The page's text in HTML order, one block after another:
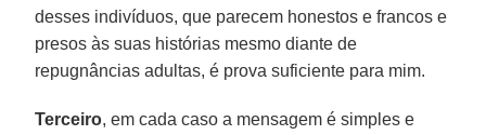
desses indivíduos, que parecem honestos e francos e
presos às suas histórias mesmo diante de
repugnâncias adultas, é prova suficiente para mim.
Terceiro, em cada caso a mensagem é simples e